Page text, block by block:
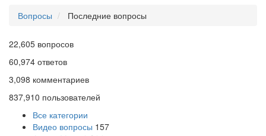
Вопросы
Последние вопросы
22,605 вопросов
60,974 ответов
3,098 комментариев
837,910 пользователей
Все категории
Видео вопросы 157